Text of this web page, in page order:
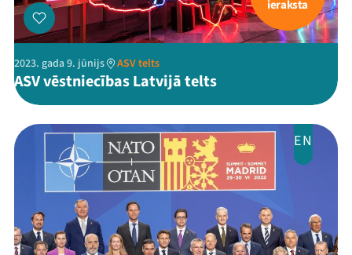
ThreadsFacebookYoutube
X Instagram
ieraksta
2023. gada 9. jūnijs ASV telts
ASV vēstniecības Latvijā telts
EN